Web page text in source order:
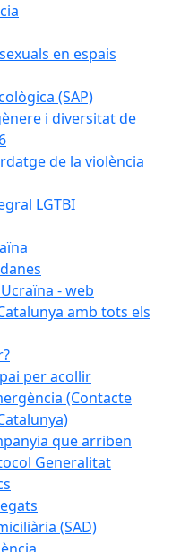
en espais
(SAP)
i diversitat de
de la violència
LGTBI
- web
amb tots els
per acollir
(Contacte
que arriben
Generalitat
(SAD)